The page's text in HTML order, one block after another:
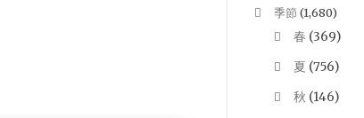
季節 (1,680)
春 (369)
夏 (756)
秋 (146)